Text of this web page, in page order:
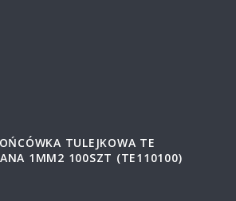
TULEJKOWA TE
1MM2 100SZT (TE110100)